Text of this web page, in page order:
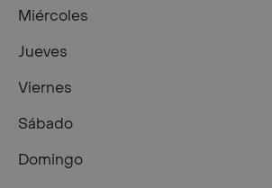
Miércoles
Jueves
Viernes
Sábado
Domingo